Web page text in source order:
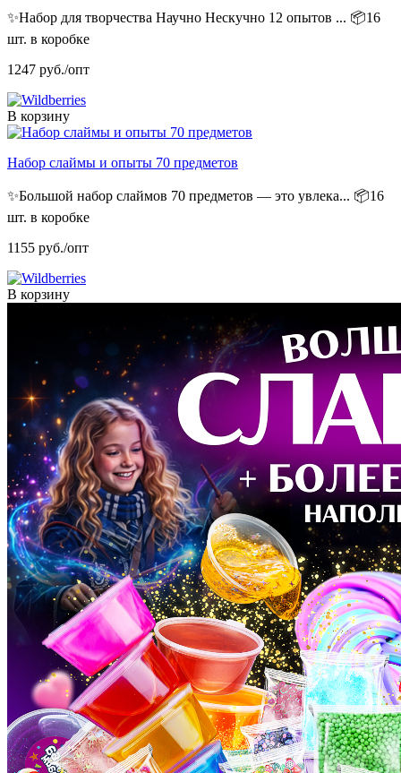
✨Набор для творчества Научно Нескучно 12 опытов ... 📦16
шт. в коробке
1247 руб./опт
В корзину
Набор слаймы и опыты 70 предметов
✨Большой набор слаймов 70 предметов — это увлека... 📦16
шт. в коробке
1155 руб./опт
В корзину